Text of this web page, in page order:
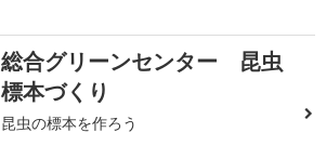
総合グリーンセンター 昆虫
標本づくり
昆虫の標本を作ろう